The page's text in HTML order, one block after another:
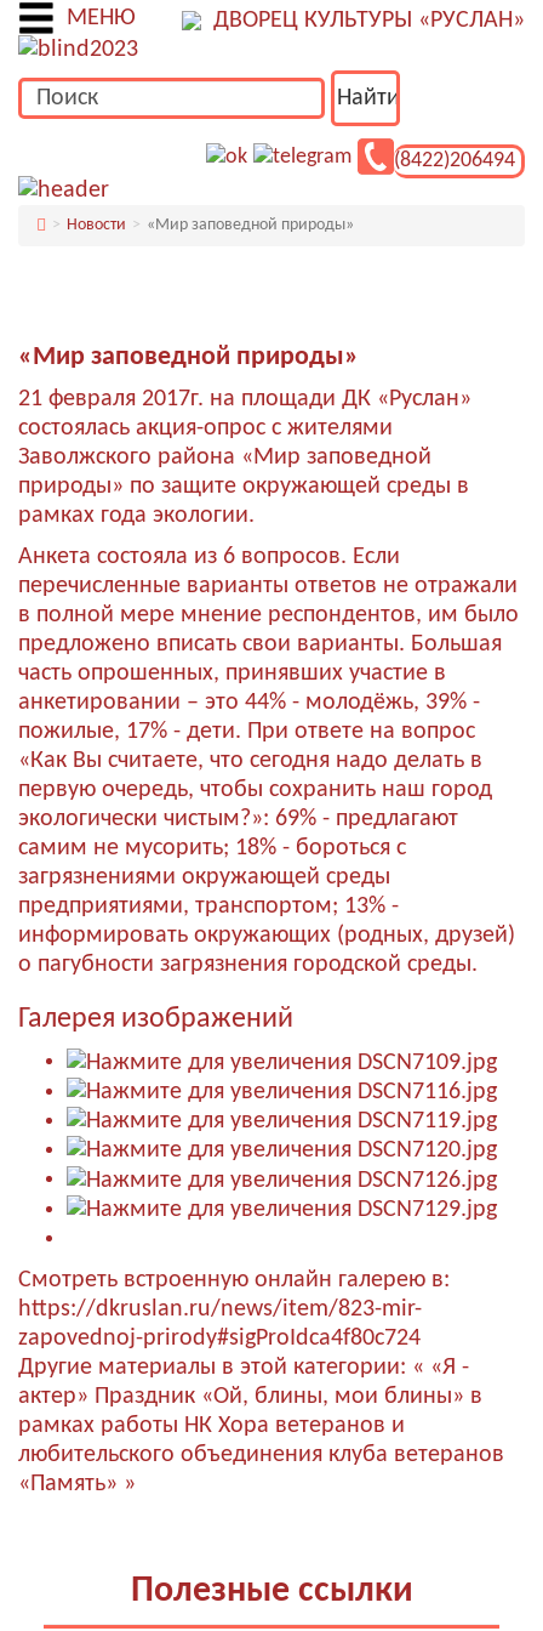
МЕНЮ ДВОРЕЦ КУЛЬТУРЫ «РУСЛАН»
(8422)206494
Новости «Мир заповедной природы»
«Мир заповедной природы»
21 февраля 2017г. на площади ДК «Руслан»
состоялась акция-опрос с жителями
Заволжского района «Мир заповедной
природы» по защите окружающей среды в
рамках года экологии.
Анкета состояла из 6 вопросов. Если
перечисленные варианты ответов не отражали
в полной мере мнение респондентов, им было
предложено вписать свои варианты. Большая
часть опрошенных, принявших участие в
анкетировании – это 44% - молодёжь, 39% -
пожилые, 17% - дети. При ответе на вопрос
«Как Вы считаете, что сегодня надо делать в
первую очередь, чтобы сохранить наш город
экологически чистым?»: 69% - предлагают
самим не мусорить; 18% - бороться с
загрязнениями окружающей среды
предприятиями, транспортом; 13% -
информировать окружающих (родных, друзей)
о пагубности загрязнения городской среды.
Галерея изображений
Смотреть встроенную онлайн галерею в:
https://dkruslan.ru/news/item/823-mir-
zapovednoj-prirody#sigProIdca4f80c724
Другие материалы в этой категории: « «Я -
актер» Праздник «Ой, блины, мои блины» в
рамках работы НК Хора ветеранов и
любительского объединения клуба ветеранов
«Память» »
Полезные ссылки